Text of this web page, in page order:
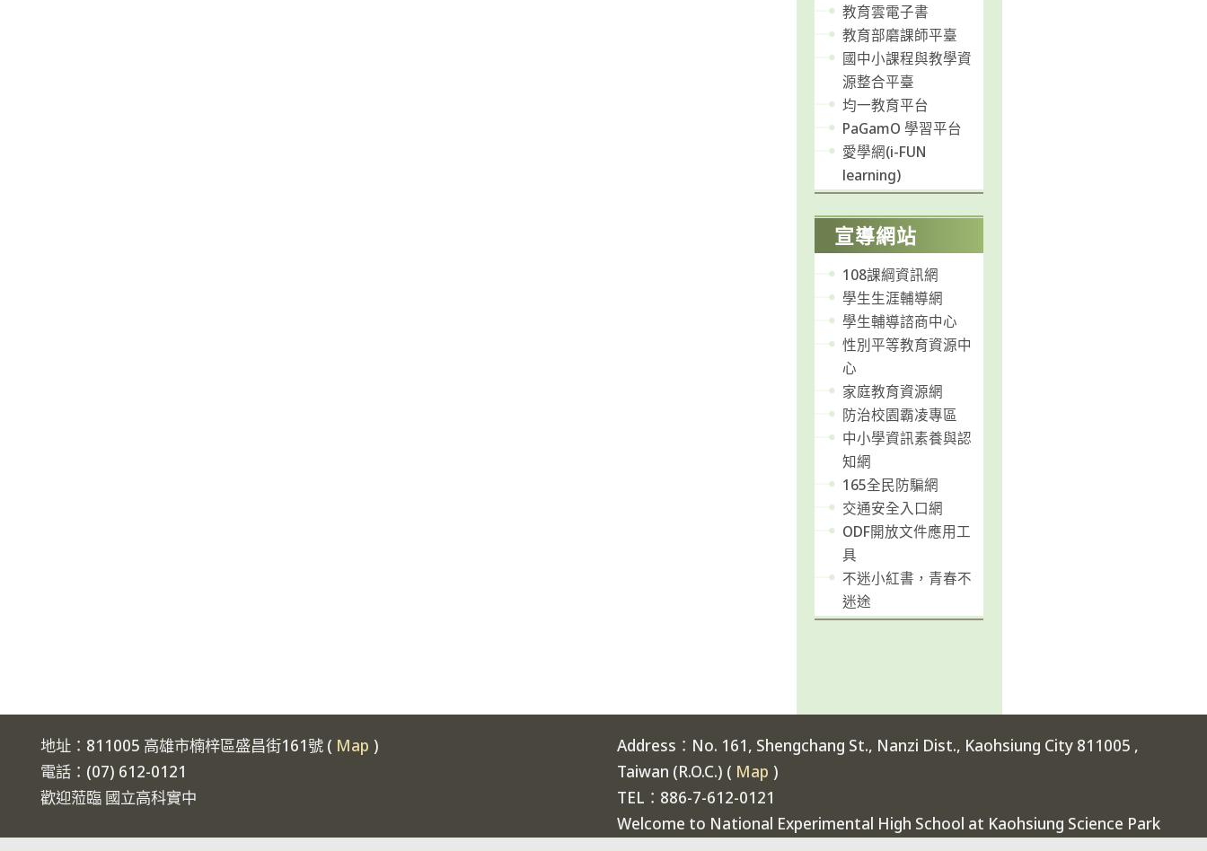
教育雲電子書
教育部磨課師平臺
國中小課程與教學資
源整合平臺
均一教育平台
PaGamO 學習平台
愛學網(i-FUN
learning)
宣導網站
108課綱資訊網
學生生涯輔導網
學生輔導諮商中心
性別平等教育資源中
心
家庭教育資源網
防治校園霸凌專區
中小學資訊素養與認
知網
165全民防騙網
交通安全入口網
ODF開放文件應用工
具
不迷小紅書，青春不
迷途
地址：811005 高雄市楠梓區盛昌街161號 ( Map )
電話：(07) 612-0121
歡迎蒞臨 國立高科實中
Address：No. 161, Shengchang St., Nanzi Dist., Kaohsiung City 811005 ,
Taiwan (R.O.C.) ( Map )
TEL：886-7-612-0121
Welcome to National Experimental High School at Kaohsiung Science Park